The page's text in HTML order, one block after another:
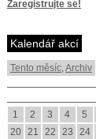
Zaregistrujte se!
Kalendář akcí
Tento měsíc,Archiv
1
2 3 4 5
20 21 22 23 24